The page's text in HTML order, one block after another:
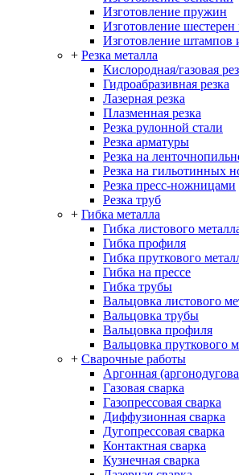
Изготовление пружин
Изготовление шестерен
Изготовление штампов
+ Резка металла
Кислородная/газовая
Гидроабразивная резка
Лазерная резка
Плазменная резка
Резка рулонной стали
Резка арматуры
Резка на
Резка на гильотинных
Резка пресс-ножницами
Резка труб
+ Гибка металла
Гибка листового
Гибка профиля
Гибка пруткового
Гибка на прессе
Гибка трубы
Вальцовка листового
Вальцовка трубы
Вальцовка профиля
Вальцовка пруткового
+ Сварочные работы
Аргонная
Газовая сварка
Газопрессовая сварка
Диффузионная сварка
Дугопрессовая сварка
Контактная сварка
Кузнечная сварка